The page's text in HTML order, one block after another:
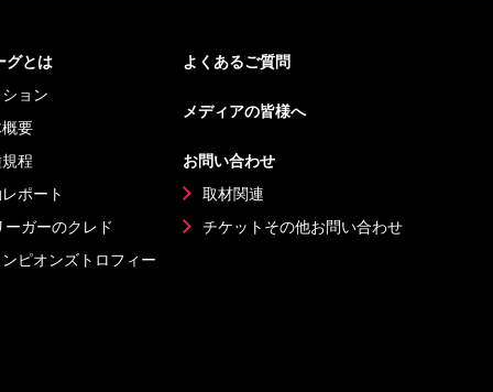
グとは
ョン
要
程
ポート
ーガーのクレド
ピオンズ トロフィー
よくあるご質問
メディアの皆様へ
お問い合わせ
取材関連
チケットその他お問い合わせ